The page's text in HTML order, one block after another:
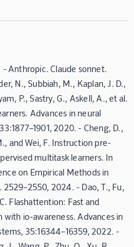
Anthropic. Claude sonnet.
N., Subbiah, M., Kaplan, J. D.,
P., Sastry, G., Askell, A., et al.
Advances in neural
2020. - Cheng, D.,
and Wei, F. Instruction pre-
multitask learners. In
on Empirical Methods in
2529–2550, 2024. - Dao, T., Fu,
Flashattention: Fast and
io-awareness. Advances in
35:16344–16359, 2022. -